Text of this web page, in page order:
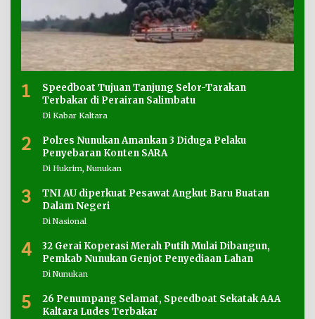
1
Speedboat Tujuan Tanjung Selor-Tarakan
Terbakar di Perairan Salimbatu
Di Kabar Kaltara
2
Polres Nunukan Amankan 3 Diduga Pelaku
Penyebaran Konten SARA
Di Hukrim, Nunukan
3
TNI AU diperkuat Pesawat Angkut Baru Buatan
Dalam Negeri
Di Nasional
4
32 Gerai Koperasi Merah Putih Mulai Dibangun,
Pemkab Nunukan Genjot Penyediaan Lahan
Di Nunukan
5
26 Penumpang Selamat, Speedboat Sekatak AAA
Kaltara Ludes Terbakar